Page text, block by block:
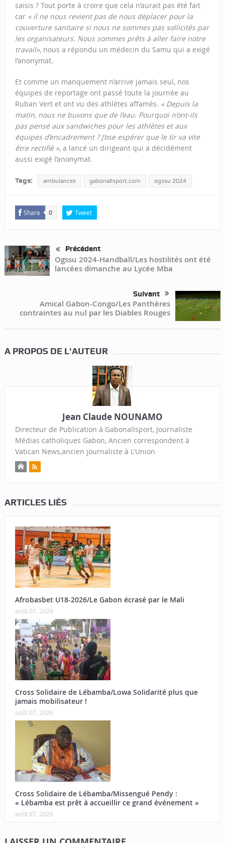
saisis ? Tout porte à croire que cela n’aurait pas été fait
car « il ne nous revient pas de nous déplacer pour la
couverture sanitaire si nous ne sommes pas sollicités par
les organisateurs. Nous sommes prêts à aller faire notre
travail»,nous a répondu un médecin du Samu qui a exigé
l’anonymat.
Et comme un manquement n’arrive jamais seul, nos
équipes de reportage ont passé toute la journée au
Ruban Vert et ont vu des athlètes affamés. « Depuis la
matin, nous ne buvons que de l’eau. Pourquoi n’ont-ils
pas pensé aux sandwiches pour les athlètes et aux
équipes d’encadrement ? J’ose espérer que le tir va vite
être rectifié »,a lancé un dirigeant qui a décidément
aussi exigé l’anonymat.
Tags: ambulances gabonallsport.com ogssu 2024
Share 0 Tweet
Précédent
Ogssu 2024-Handball/Les hostilités ont été
lancées dimanche au Lycée Mba
Suivant
Amical Gabon-Congo/Les Panthères
contraintes au nul par les Diables Rouges
A PROPOS DE L'AUTEUR
Jean Claude NOUNAMO
Directeur de Publication à Gabonallsport, Journaliste
Médias catholiques Gabon, Ancien correspondent à
Vatican News,ancien journaliste à L'Union
ARTICLES LIÉS
Afrobasbet U18-2026/Le Gabon écrasé par le Mali
août 07, 2026
Cross Solidaire de Lébamba/Lowa Solidarité plus que
jamais mobilisateur !
août 07, 2026
Cross Solidaire de Lébamba/Missengué Pendy :
« Lébamba est prêt à accueillir ce grand événement »
août 07, 2026